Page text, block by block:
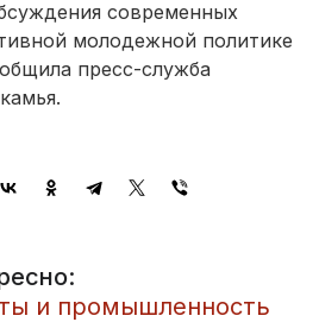
современных
молодежной политике
пресс-служба
и промышленность